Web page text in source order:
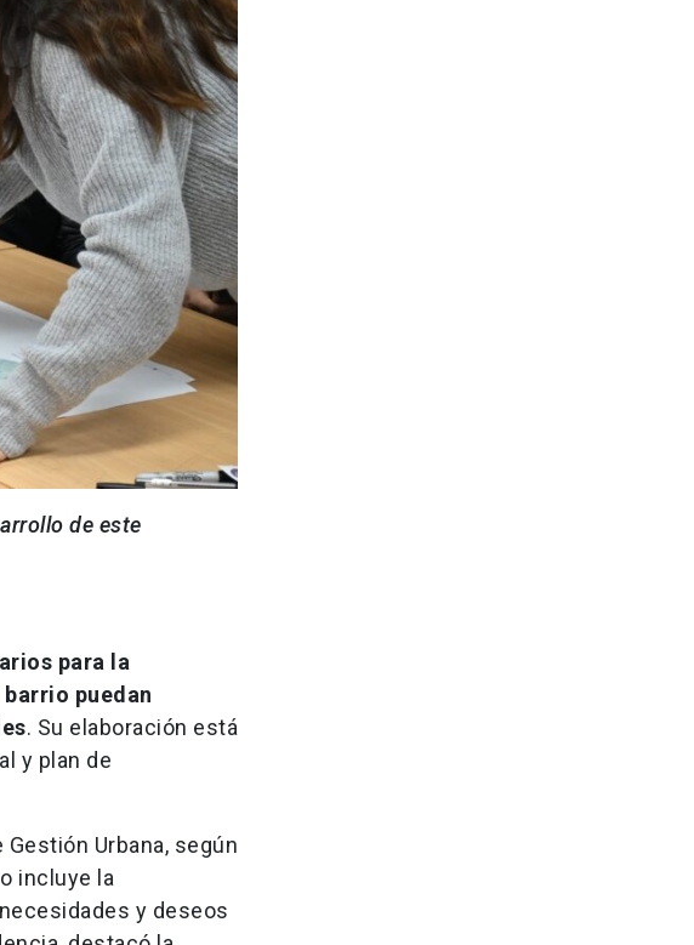
de este
para la
puedan
. Su elaboración está
y plan de
Gestión Urbana, según
incluye la
y deseos